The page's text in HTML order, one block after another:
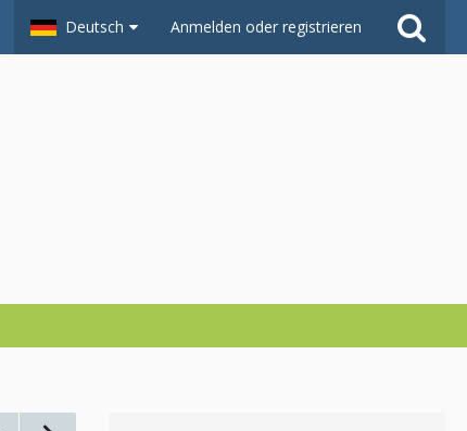
Deutsch Anmelden oder registrieren